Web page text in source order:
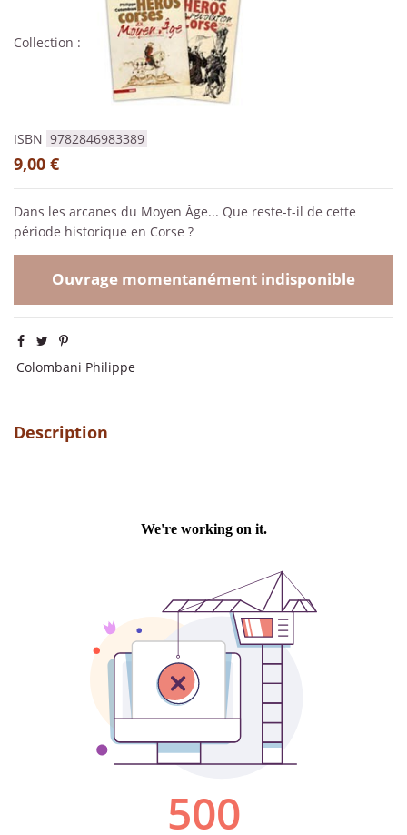
Collection :
ISBN 9782846983389
9,00 €
Dans les arcanes du Moyen Âge... Que reste-t-il de cette
période historique en Corse ?
Ouvrage momentanément indisponible
Colombani Philippe
Description